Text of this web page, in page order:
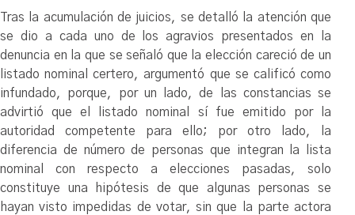
Tras la acumulación de juicios, se detalló la atención que
se dio a cada uno de los agravios presentados en la
denuncia en la que se señaló que la elección careció de un
listado nominal certero, argumentó que se calificó como
infundado, porque, por un lado, de las constancias se
advirtió que el listado nominal sí fue emitido por la
autoridad competente para ello; por otro lado, la
diferencia de número de personas que integran la lista
nominal con respecto a elecciones pasadas, solo
constituye una hipótesis de que algunas personas se
hayan visto impedidas de votar, sin que la parte actora